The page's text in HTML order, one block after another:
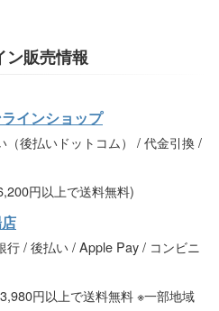
ン販売情報
インショップ
（後払いドットコム） / 代金引換 /
円以上で送料無料)
行 / 後払い / Apple Pay / コンビニ
円以上で送料無料 ※一部地域